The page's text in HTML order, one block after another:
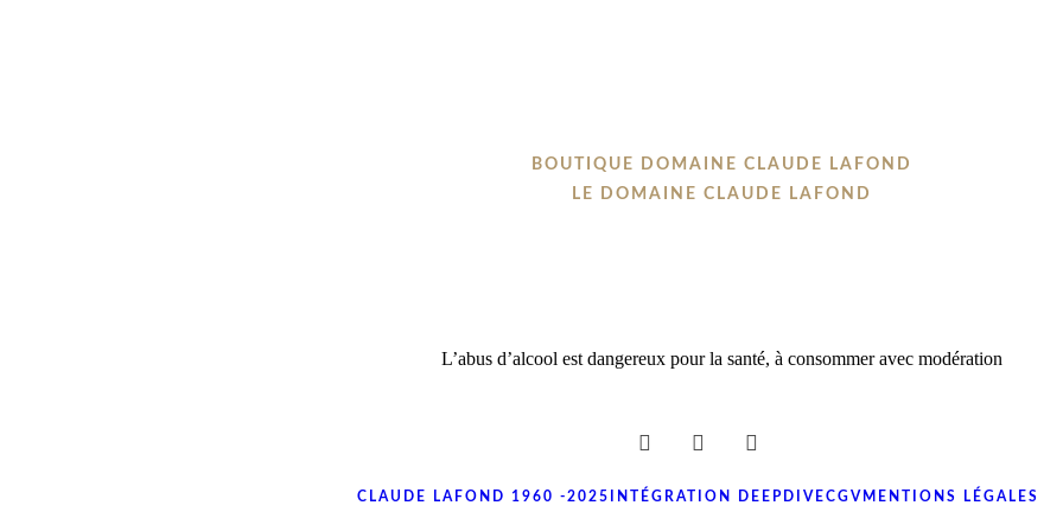
BOUTIQUE DOMAINE CLAUDE LAFOND
LE DOMAINE CLAUDE LAFOND
L’abus d’alcool est dangereux pour la santé, à consommer avec modération
CLAUDE LAFOND 1960 -2025 INTÉGRATION DEEPDIVECGV MENTIONS LÉGALES